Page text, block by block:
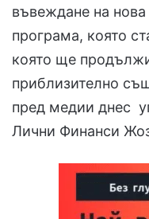
въвеждане на
програма, която
която ще
приблизително
пред медии днес
Лични Финанси